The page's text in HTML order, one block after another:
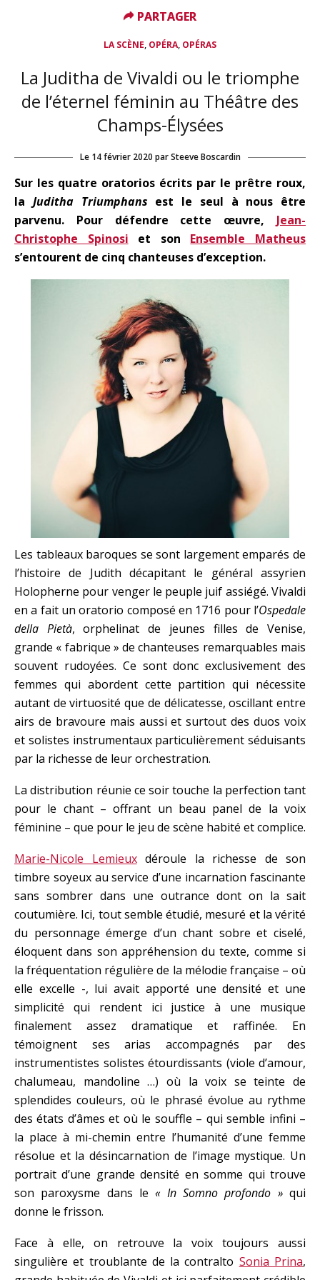
LA SCÈNE, OPÉRA, OPÉRAS
La Juditha de Vivaldi ou le triomphe
de l’éternel féminin au Théâtre des
Champs-Élysées
Le 14 février 2020 par Steeve Boscardin
Sur les quatre oratorios écrits par le prêtre roux,
la Juditha Triumphans est le seul à nous être
parvenu. Pour défendre cette œuvre, Jean-
Christophe Spinosi et son Ensemble Matheus
s’entourent de cinq chanteuses d’exception.
Les tableaux baroques se sont largement emparés de
l’histoire de Judith décapitant le général assyrien
Holopherne pour venger le peuple juif assiégé. Vivaldi
en a fait un oratorio composé en 1716 pour l’Ospedale
della Pietà, orphelinat de jeunes filles de Venise,
grande « fabrique » de chanteuses remarquables mais
souvent rudoyées. Ce sont donc exclusivement des
femmes qui abordent cette partition qui nécessite
autant de virtuosité que de délicatesse, oscillant entre
airs de bravoure mais aussi et surtout des duos voix
et solistes instrumentaux particulièrement séduisants
par la richesse de leur orchestration.
La distribution réunie ce soir touche la perfection tant
pour le chant – offrant un beau panel de la voix
féminine – que pour le jeu de scène habité et complice.
Marie-Nicole Lemieuxdéroule la richesse de son
timbre soyeux au service d’une incarnation fascinante
sans sombrer dans une outrance dont on la sait
coutumière. Ici, tout semble étudié, mesuré et la vérité
du personnage émerge d’un chant sobre et ciselé,
éloquent dans son appréhension du texte, comme si
la fréquentation régulière de la mélodie française – où
elle excelle -, lui avait apporté une densité et une
simplicité qui rendent ici justice à une musique
finalement assez dramatique et raffinée. En
témoignent ses arias accompagnés par des
instrumentistes solistes étourdissants (viole d’amour,
chalumeau, mandoline …) où la voix se teinte de
splendides couleurs, où le phrasé évolue au rythme
des états d’âmes et où le souffle – qui semble infini –
la place à mi-chemin entre l’humanité d’une femme
résolue et la désincarnation de l’image mystique. Un
portrait d’une grande densité en somme qui trouve
son paroxysme dans le« In Somno profondo »qui
donne le frisson.
Face à elle, on retrouve la voix toujours aussi
singulière et troublante de la contralto Sonia Prina,
PARTAGER
PARTAGER